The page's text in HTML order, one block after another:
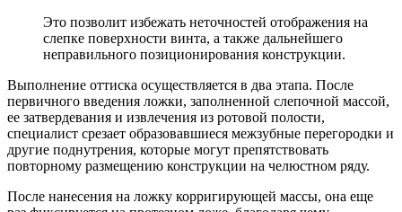
Это позволит избежать неточностей отображения на
слепке поверхности винта, а также дальнейшего
неправильного позиционирования конструкции.
Выполнение оттиска осуществляется в два этапа. После
первичного введения ложки, заполненной слепочной массой,
ее затвердевания и извлечения из ротовой полости,
специалист срезает образовавшиеся межзубные перегородки и
другие поднутрения, которые могут препятствовать
повторному размещению конструкции на челюстном ряду.
После нанесения на ложку корригирующей массы, она еще